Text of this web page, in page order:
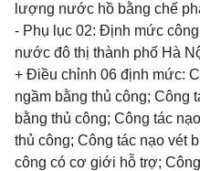
lượng nước hồ bằng chế
- Phụ lục 02: Định mức
nước đô thị thành phố Hà
+ Điều chỉnh 06 định mức:
ngầm bằng thủ công; Công
bằng thủ công; Công tác
thủ công; Công tác nạo vét
công có cơ giới hỗ trợ;